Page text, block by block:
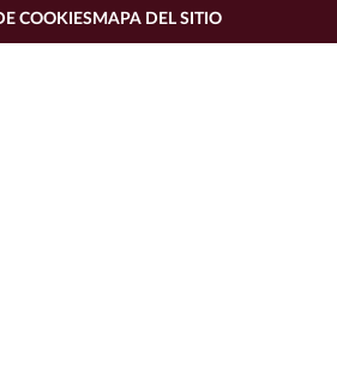
COOKIESMAPA DEL SITIO